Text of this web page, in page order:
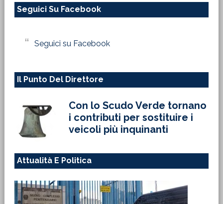
sito
Seguici Su Facebook
Seguici su Facebook
Il Punto Del Direttore
Con lo Scudo Verde tornano
i contributi per sostituire i
veicoli più inquinanti
Attualità E Politica